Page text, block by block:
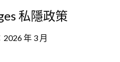
私隱政策
2026 年 3 月